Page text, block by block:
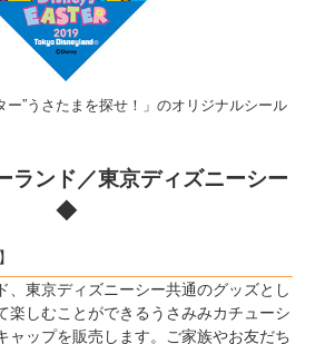
ー”うさたまを探せ！」のオリジナルシール
ンド／東京ディズニーシー
◆
東京ディズニーシー共通のグッズとし
楽しむことができるうさみみカチューシ
ャップを販売します。ご家族やお友だち